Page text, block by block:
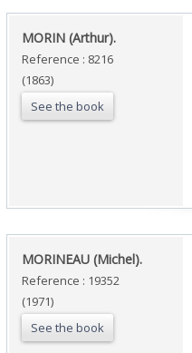
‎MORIN (Arthur).‎
Reference : 8216
(1863)
See the book
‎MORINEAU (Michel).‎
Reference : 19352
(1971)
See the book